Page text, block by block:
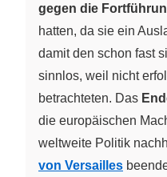
gegen die
hatten, da sie ein
damit den schon fast
sinnlos, weil nicht
betrachteten. Das
die europäischen
weltweite Politik
von Versailles